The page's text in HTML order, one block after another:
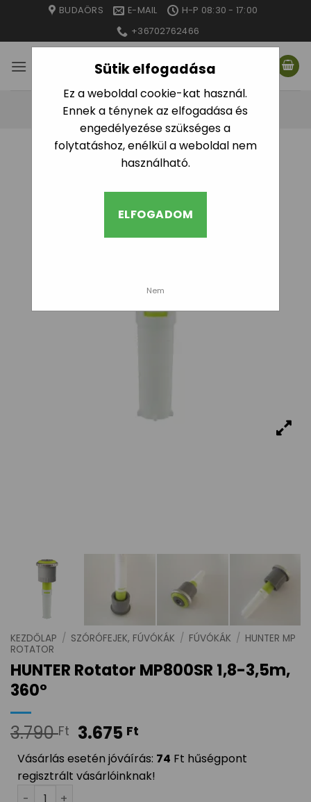
Sütik elfogadása
Ez a weboldal cookie-kat használ.
Ennek a ténynek az elfogadása és
engedélyezése szükséges a
folytatáshoz, enélkül a weboldal nem
használható.
ELFOGADOM
Nem
content
BUDAÖRS E-MAIL
H-P 08:30 - 17:00
+36702762466
KEZDŐLAP / SZÓRÓFEJEK, FÚVÓKÁK / FÚVÓKÁK / HUNTER MP
ROTATOR
HUNTER Rotator MP800SR 1,8-3,5m,
360°
3.790Ft 3.675 Ft
Vásárlás esetén jóváírás: 74 Ft hűségpont
regisztrált vásárlóinknak!
HUNTER Rotator MP800SR 1,8-3,5m, 360° mennyiség